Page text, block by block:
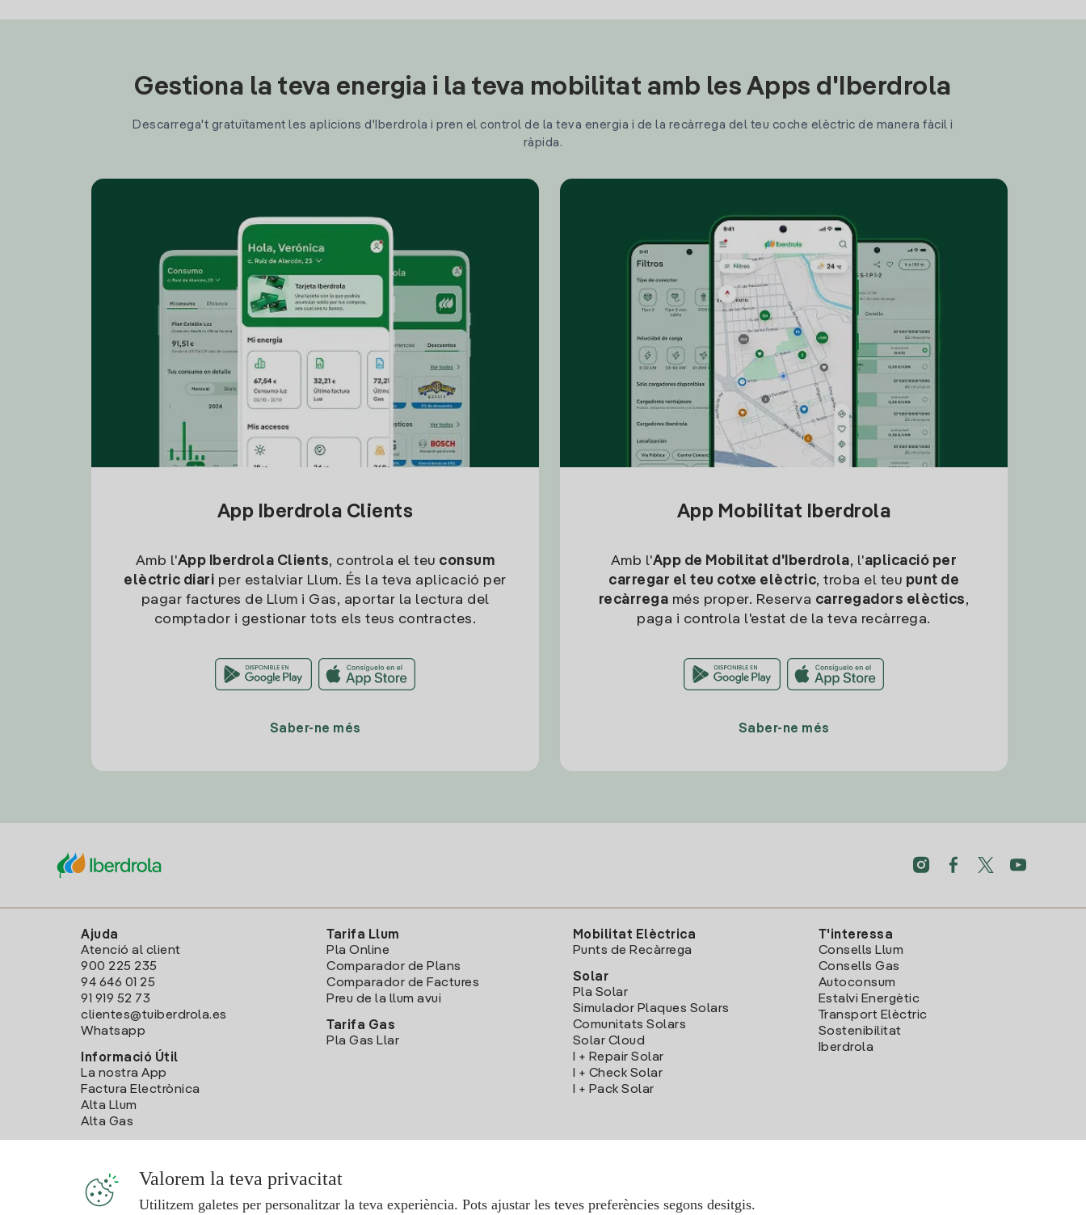
Gestiona la teva energia i la teva mobilitat amb les Apps d'Iberdrola
Descarrega't gratuïtament les aplicions d'Iberdrola i pren el control de la teva energia i de la recàrrega del teu coche elèctric de manera fàcil i
ràpida.
App Iberdrola Clients
Amb l'App Iberdrola Clients, controla el teu consum
elèctric diari per estalviar Llum. És la teva aplicació per
pagar factures de Llum i Gas, aportar la lectura del
comptador i gestionar tots els teus contractes.
Saber-ne més
App Mobilitat Iberdrola
Amb l'App de Mobilitat d'Iberdrola, l'aplicació per
carregar el teu cotxe elèctric, troba el teu punt de
recàrrega més proper. Reserva carregadors elèctics,
paga i controla l'estat de la teva recàrrega.
Saber-ne més
Ajuda
Atenció al client
900 225 235
94 646 01 25
91 919 52 73
clientes@tuiberdrola.es
Whatsapp
Informació Útil
La nostra App
Factura Electrònica
Alta Llum
Alta Gas
Tarifa Llum
Pla Online
Comparador de Plans
Comparador de Factures
Preu de la llum avui
Tarifa Gas
Pla Gas Llar
Mobilitat Elèctrica
Punts de Recàrrega
Solar
Pla Solar
Simulador Plaques Solars
Comunitats Solars
Solar Cloud
I + Repair Solar
I + Check Solar
I + Pack Solar
T'interessa
Consells Llum
Consells Gas
Autoconsum
Estalvi Energètic
Transport Elèctric
Sostenibilitat
Iberdrola
Valorem la teva privacitat
Utilitzem galetes per personalitzar la teva experiència. Pots ajustar les teves preferències segons desitgis.